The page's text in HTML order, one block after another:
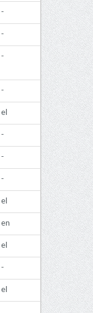
-
-
-
-
el
-
-
-
el
en
el
-
el